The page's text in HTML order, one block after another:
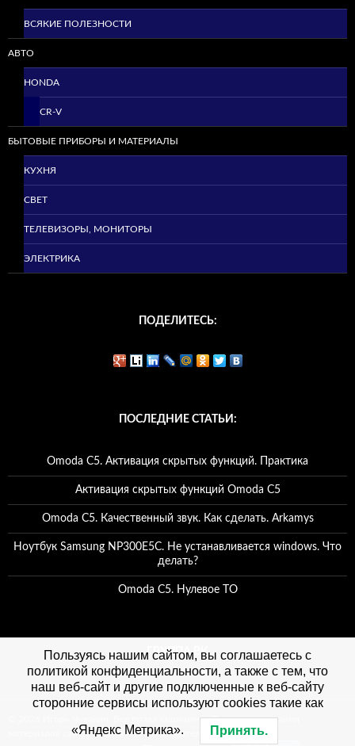
ВСЯКИЕ ПОЛЕЗНОСТИ
АВТО
HONDA
CR-V
БЫТОВЫЕ ПРИБОРЫ И МАТЕРИАЛЫ
КУХНЯ
СВЕТ
ТЕЛЕВИЗОРЫ, МОНИТОРЫ
ЭЛЕКТРИКА
ПОДЕЛИТЕСЬ:
ПОСЛЕДНИЕ СТАТЬИ:
Omoda C5. Активация скрытых функций. Практика
Активация скрытых функций Omoda C5
Omoda C5. Качественный звук. Как сделать. Arkamys
Ноутбук Samsung NP300E5C. Не устанавливается windows. Что
делать?
Omoda C5. Нулевое ТО
ГРУППА ВК
© 2026 Игорь Чувакин. Все права защищены. При использовании
материалов сайта, ссылка на сайт обязательна. Политика
Пользуясь нашим сайтом, вы соглашаетесь с
политикой конфиденциальности, а также с тем, что
наш веб-сайт и другие подключенные к веб-сайту
сторонние сервисы используют cookies такие как
«Яндекс Метрика». Принять.